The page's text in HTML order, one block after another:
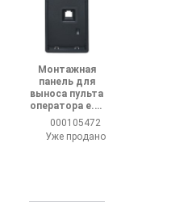
Монтажная
панель для
выноса пульта
оператора e.f-
drive.pump.pan
000105472
Уже продано